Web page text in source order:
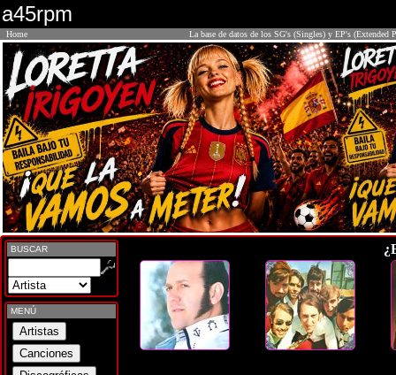
a45rpm
Home La base de datos de los SG's (Singles) y EP's (Extended
BUSCAR
MENÚ